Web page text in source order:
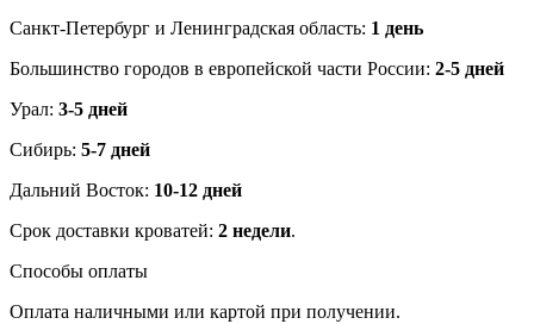
Санкт-Петербург и Ленинградская область: 1 день
Большинство городов в европейской части России: 2-5 дней
Урал: 3-5 дней
Сибирь: 5-7 дней
Дальний Восток: 10-12 дней
Срок доставки кроватей: 2 недели.
Способы оплаты
Оплата наличными или картой при получении.